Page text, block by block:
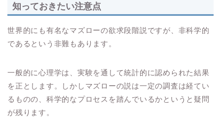
知っておきたい注意点
世界的にも有名なマズローの欲求段階説ですが、非科学的
であるという非難もあります。
一般的に心理学は、実験を通して統計的に認められた結果
を正とします。しかしマズローの説は一定の調査は経てい
るものの、科学的なプロセスを踏んでいるかというと疑問
が残ります。